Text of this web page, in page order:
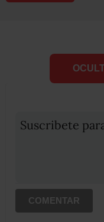
Suscribete
COMENTAR